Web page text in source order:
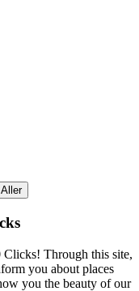
Through this site,
you about places
you the beauty of our